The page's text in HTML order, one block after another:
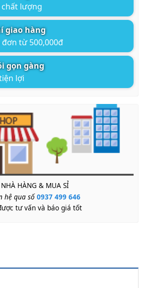
chất lượng
giao hàng
đơn từ 500,000đ
gọn gàng
lợi
NHÀ HÀNG & MUA SỈ
hệ qua số 0937 499 646
tư vấn và báo giá tốt